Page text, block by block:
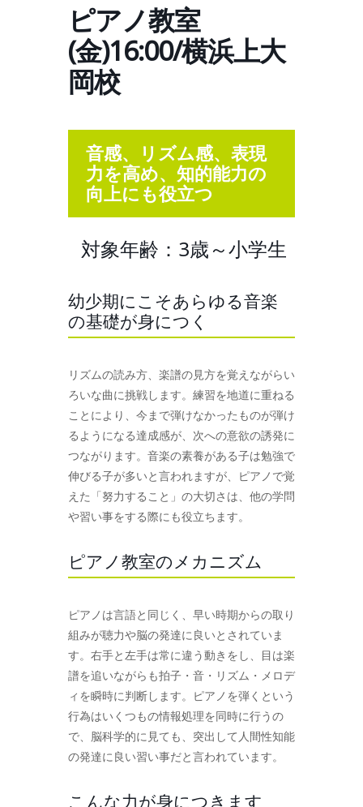
ピアノ教室
(金)16:00/横浜上大
岡校
音感、リズム感、表現
力を高め、知的能力の
向上にも役立つ
対象年齢：3歳～小学生
幼少期にこそあらゆる音楽
の基礎が身につく
リズムの読み方、楽譜の見方を覚えながらい
ろいな曲に挑戦します。練習を地道に重ねる
ことにより、今まで弾けなかったものが弾け
るようになる達成感が、次への意欲の誘発に
つながります。音楽の素養がある子は勉強で
伸びる子が多いと言われますが、ピアノで覚
えた「努力すること」の大切さは、他の学問
や習い事をする際にも役立ちます。
ピアノ教室のメカニズム
ピアノは言語と同じく、早い時期からの取り
組みが聴力や脳の発達に良いとされていま
す。右手と左手は常に違う動きをし、目は楽
譜を追いながらも拍子・音・リズム・メロデ
ィを瞬時に判断します。ピアノを弾くという
行為はいくつもの情報処理を同時に行うの
で、脳科学的に見ても、突出して人間性知能
の発達に良い習い事だと言われています。
こんな力が身につきます